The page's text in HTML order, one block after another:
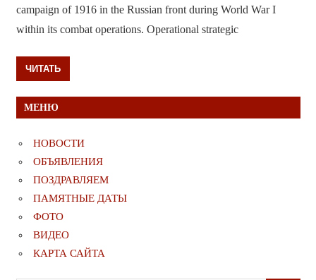
campaign of 1916 in the Russian front during World War I
within its combat operations. Operational strategic
ЧИТАТЬ
МЕНЮ
НОВОСТИ
ОБЪЯВЛЕНИЯ
ПОЗДРАВЛЯЕМ
ПАМЯТНЫЕ ДАТЫ
ФОТО
ВИДЕО
КАРТА САЙТА